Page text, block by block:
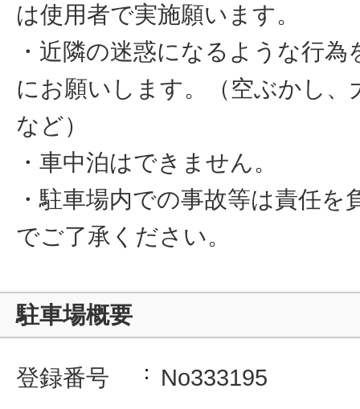
は使用者で実施願います。
・近隣の迷惑になるような行
にお願いします。（空ぶかし、
など）
・車中泊はできません。
・駐車場内での事故等は責任を
でご了承ください。
駐車場概要
登録番号
No333195